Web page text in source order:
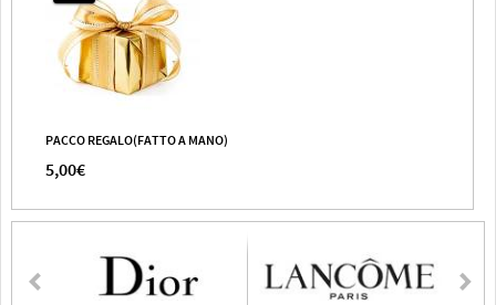
PACCO REGALO(FATTO A MANO)
5,00€